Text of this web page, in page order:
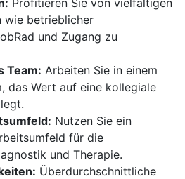
Profitieren Sie von vielfältigen
wie betrieblicher
und Zugang zu
Team: Arbeiten Sie in einem
das Wert auf eine kollegiale
Nutzen Sie ein
für die
und Therapie.
Überdurchschnittliche